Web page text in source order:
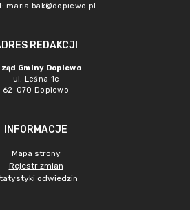
maria.bak@dopiewo.pl
REDAKCJI
Gminy Dopiewo
ul. Leśna 1c
62-070 Dopiewo
INFORMACJE
Mapa strony
Rejestr zmian
odwiedzin